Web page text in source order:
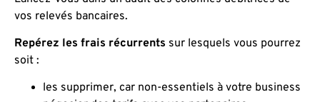
vos relevés bancaires.
Repérez les frais récurrents sur lesquels vous pourrez
soit :
les supprimer, car non-essentiels à votre business